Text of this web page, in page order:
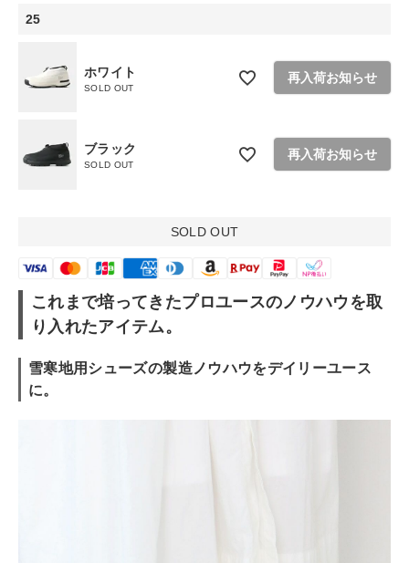
25
ホワイト
SOLD OUT
再入荷お知らせ
ブラック
SOLD OUT
再入荷お知らせ
SOLD OUT
これまで培ってきたプロユースのノウハウを取
り入れたアイテム。
雪寒地用シューズの製造ノウハウをデイリーユース
に。